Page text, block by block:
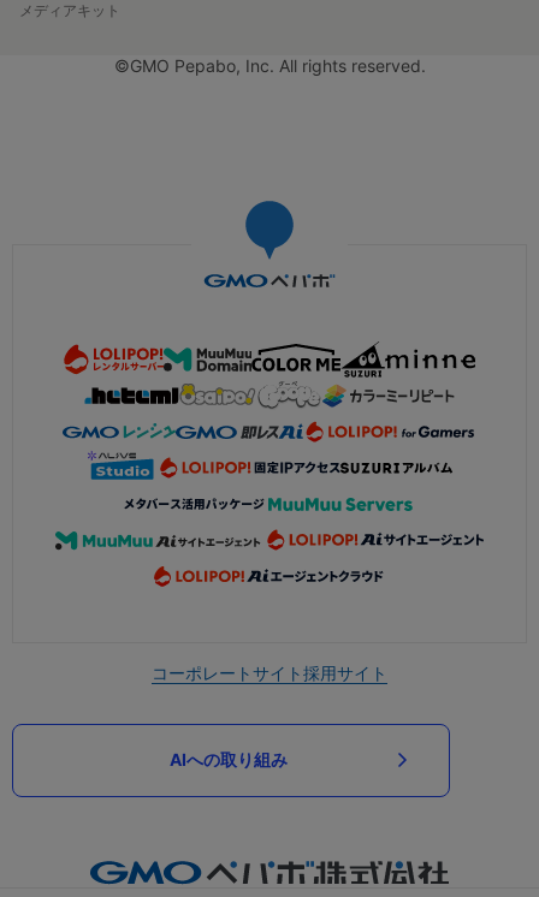
メディアキット
©GMO Pepabo, Inc. All rights reserved.
コーポレートサイト採用サイト
AIへの取り組み